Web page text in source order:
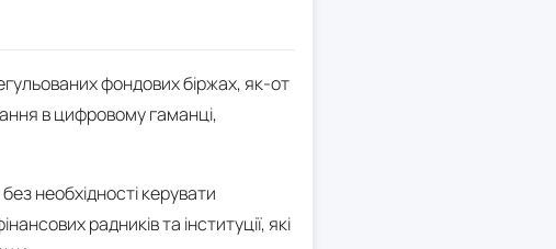
фондових біржах, як-от
в цифровому гаманці,
необхідності керувати
радників та інституції, які